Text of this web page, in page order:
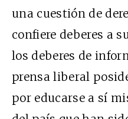
una cuestión de
confiere deberes a
los deberes de
prensa liberal
por educarse a sí